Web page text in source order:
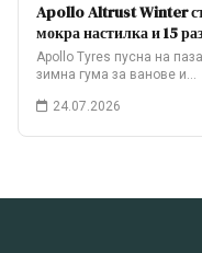
Apollo Altrust Winter
мокра настилка и 15
Apollo Tyres пусна на
зимна гума за ванове и…
24.07.2026